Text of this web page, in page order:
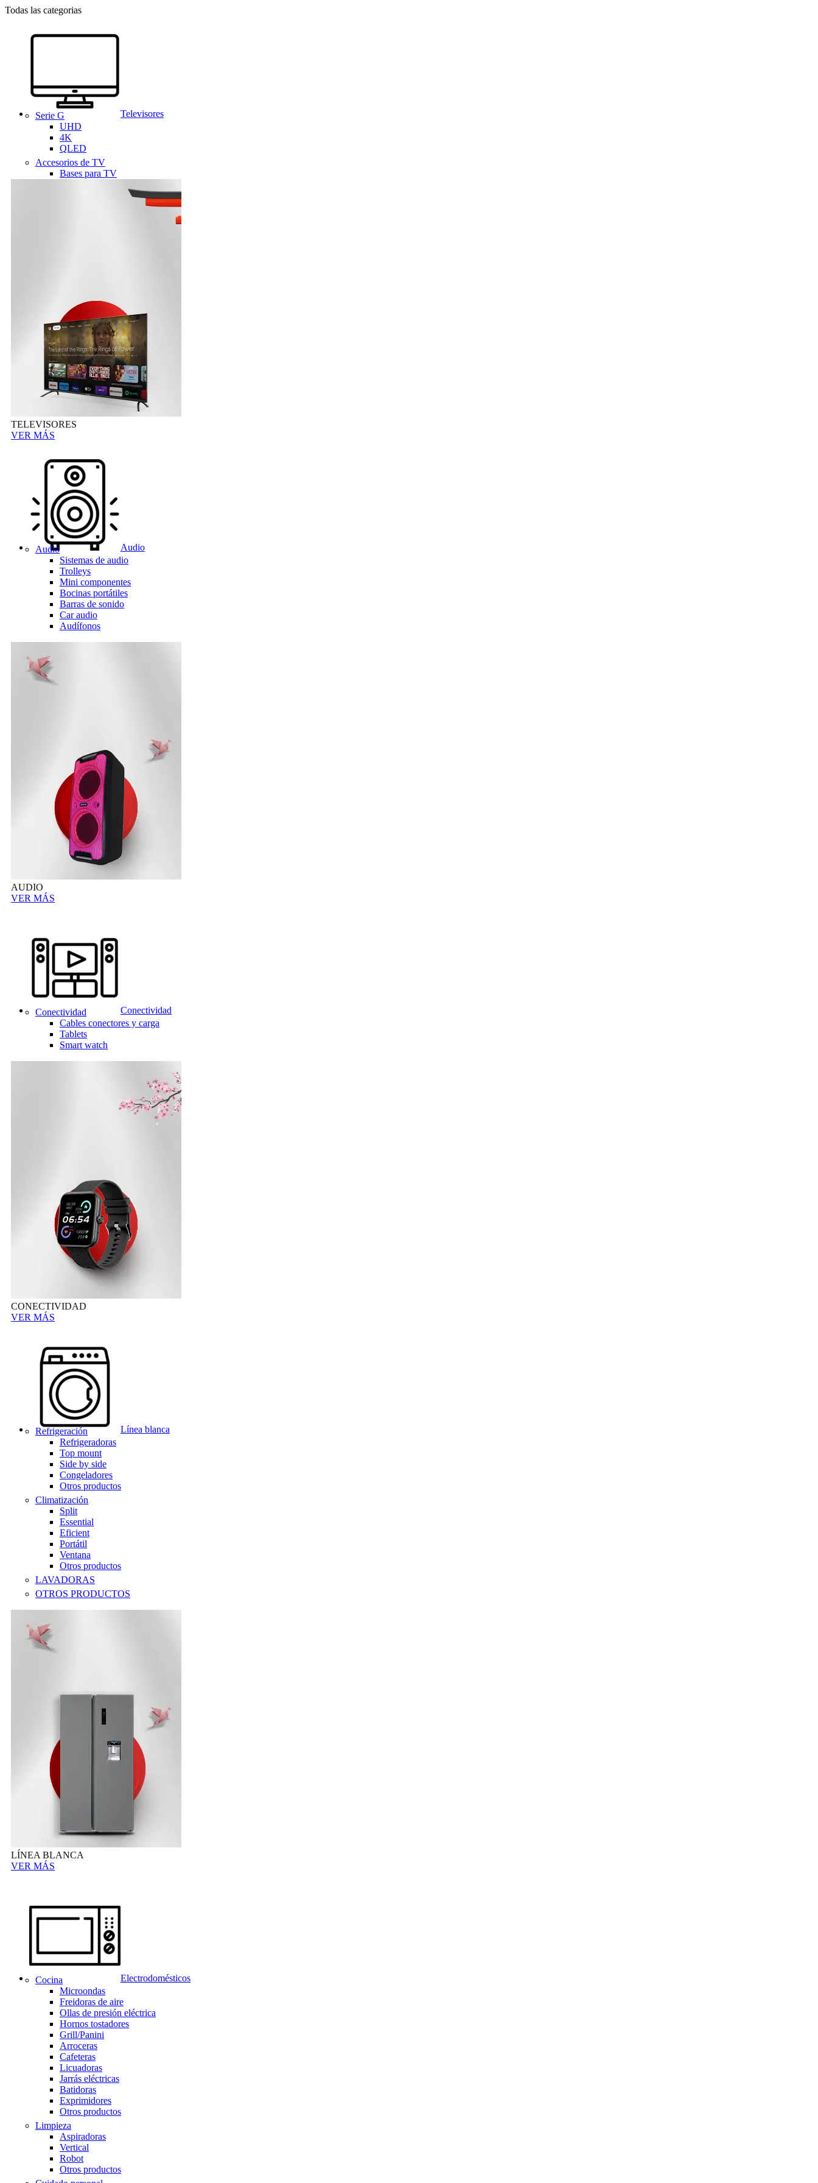
Todas las categorias
Televisores
Serie G
UHD
4K
QLED
Accesorios de TV
Bases para TV
TELEVISORES
VER MÁS
Audio
Audio
Sistemas de audio
Trolleys
Mini componentes
Bocinas portátiles
Barras de sonido
Car audio
Audífonos
AUDIO
VER MÁS
Conectividad
Conectividad
Cables conectores y carga
Tablets
Smart watch
CONECTIVIDAD
VER MÁS
Línea blanca
Refrigeración
Refrigeradoras
Top mount
Side by side
Congeladores
Otros productos
Climatización
Split
Essential
Eficient
Portátil
Ventana
Otros productos
LAVADORAS
OTROS PRODUCTOS
LÍNEA BLANCA
VER MÁS
Electrodomésticos
Cocina
Microondas
Freidoras de aire
Ollas de presión eléctrica
Hornos tostadores
Grill/Panini
Arroceras
Cafeteras
Licuadoras
Jarrás eléctricas
Batidoras
Exprimidores
Otros productos
Limpieza
Aspiradoras
Vertical
Robot
Otros productos